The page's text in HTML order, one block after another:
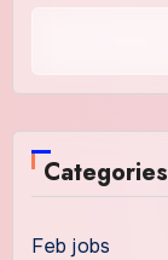
Categories
Feb jobs